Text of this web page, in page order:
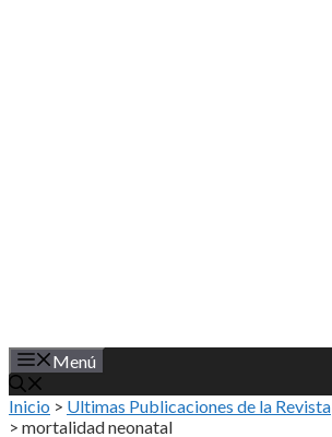
Menú
Inicio > Ultimas Publicaciones de la Revista
> mortalidad neonatal